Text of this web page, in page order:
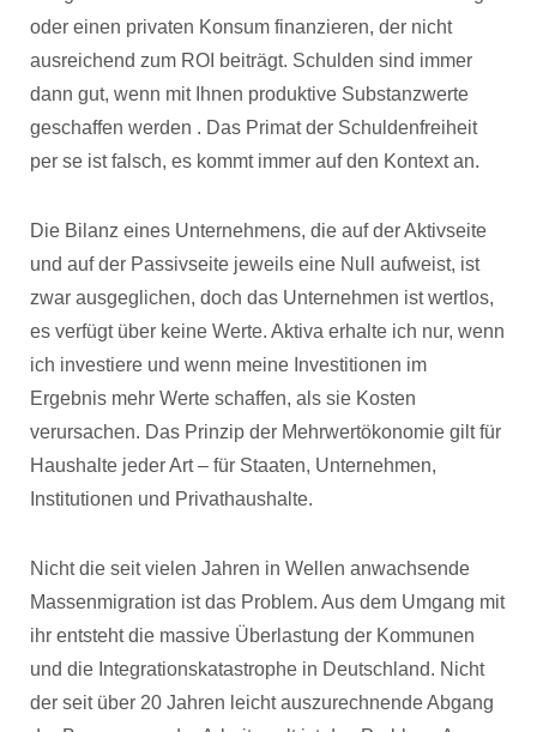
oder einen privaten Konsum finanzieren, der nicht
ausreichend zum ROI beiträgt. Schulden sind immer
dann gut, wenn mit Ihnen produktive Substanzwerte
geschaffen werden . Das Primat der Schuldenfreiheit
per se ist falsch, es kommt immer auf den Kontext an.
Die Bilanz eines Unternehmens, die auf der Aktivseite
und auf der Passivseite jeweils eine Null aufweist, ist
zwar ausgeglichen, doch das Unternehmen ist wertlos,
es verfügt über keine Werte. Aktiva erhalte ich nur, wenn
ich investiere und wenn meine Investitionen im
Ergebnis mehr Werte schaffen, als sie Kosten
verursachen. Das Prinzip der Mehrwertökonomie gilt für
Haushalte jeder Art – für Staaten, Unternehmen,
Institutionen und Privathaushalte.
Nicht die seit vielen Jahren in Wellen anwachsende
Massenmigration ist das Problem. Aus dem Umgang mit
ihr entsteht die massive Überlastung der Kommunen
und die Integrationskatastrophe in Deutschland. Nicht
der seit über 20 Jahren leicht auszurechnende Abgang